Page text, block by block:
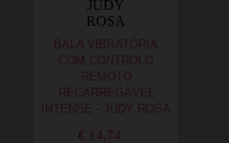
BALA VIBRATÓRIA
COM CONTROLO
REMOTO
RECARREGÁVEL
INTENSE - JUDY ROSA
€ 14,74